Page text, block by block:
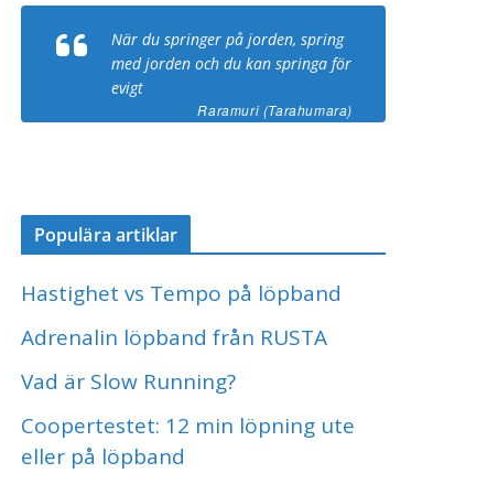
När du springer på jorden, spring
med jorden och du kan springa för
evigt
Raramuri (Tarahumara)
Populära artiklar
Hastighet vs Tempo på löpband
Adrenalin löpband från RUSTA
Vad är Slow Running?
Coopertestet: 12 min löpning ute
eller på löpband